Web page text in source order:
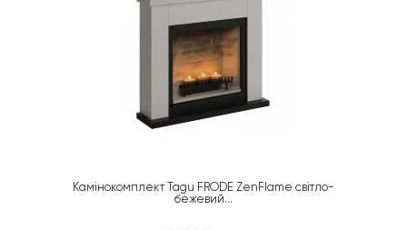
Камінокомплект Tagu FRODE ZenFlame світло-
бежевий...